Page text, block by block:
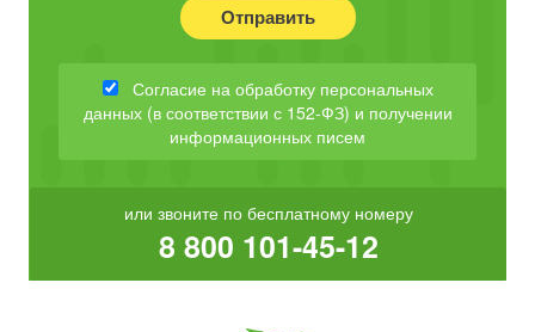
Отправить
Согласие на обработку персональных
данных (в соответствии с 152-ФЗ) и получении
информационных писем
или звоните по бесплатному номеру
8 800 101-45-12